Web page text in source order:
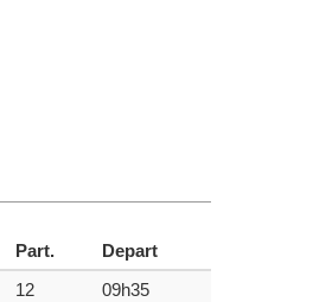
Part.
Depart
12 09h35